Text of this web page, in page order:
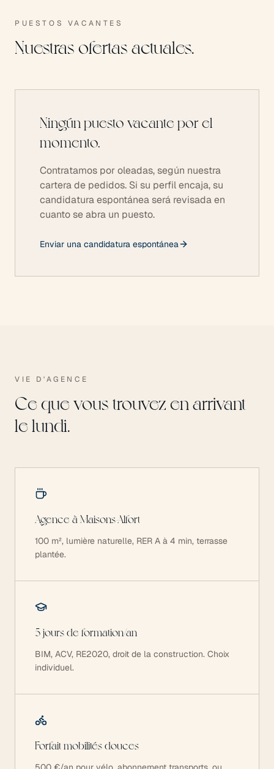
PUESTOS VACANTES
Nuestras ofertas actuales.
Ningún puesto vacante por el
momento.
Contratamos por oleadas, según nuestra
cartera de pedidos. Si su perfil encaja, su
candidatura espontánea será revisada en
cuanto se abra un puesto.
Enviar una candidatura espontánea
VIE D'AGENCE
Ce que vous trouvez en arrivant
le lundi.
Agence à Maisons-Alfort
100 m², lumière naturelle, RER A à 4 min, terrasse
plantée.
5 jours de formation/an
BIM, ACV, RE2020, droit de la construction. Choix
individuel.
Forfait mobilités douces